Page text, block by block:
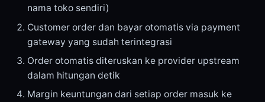
nama toko sendiri)
Customer order dan bayar otomatis via payment
gateway yang sudah terintegrasi
Order otomatis diteruskan ke provider upstream
dalam hitungan detik
Margin keuntungan dari setiap order masuk ke